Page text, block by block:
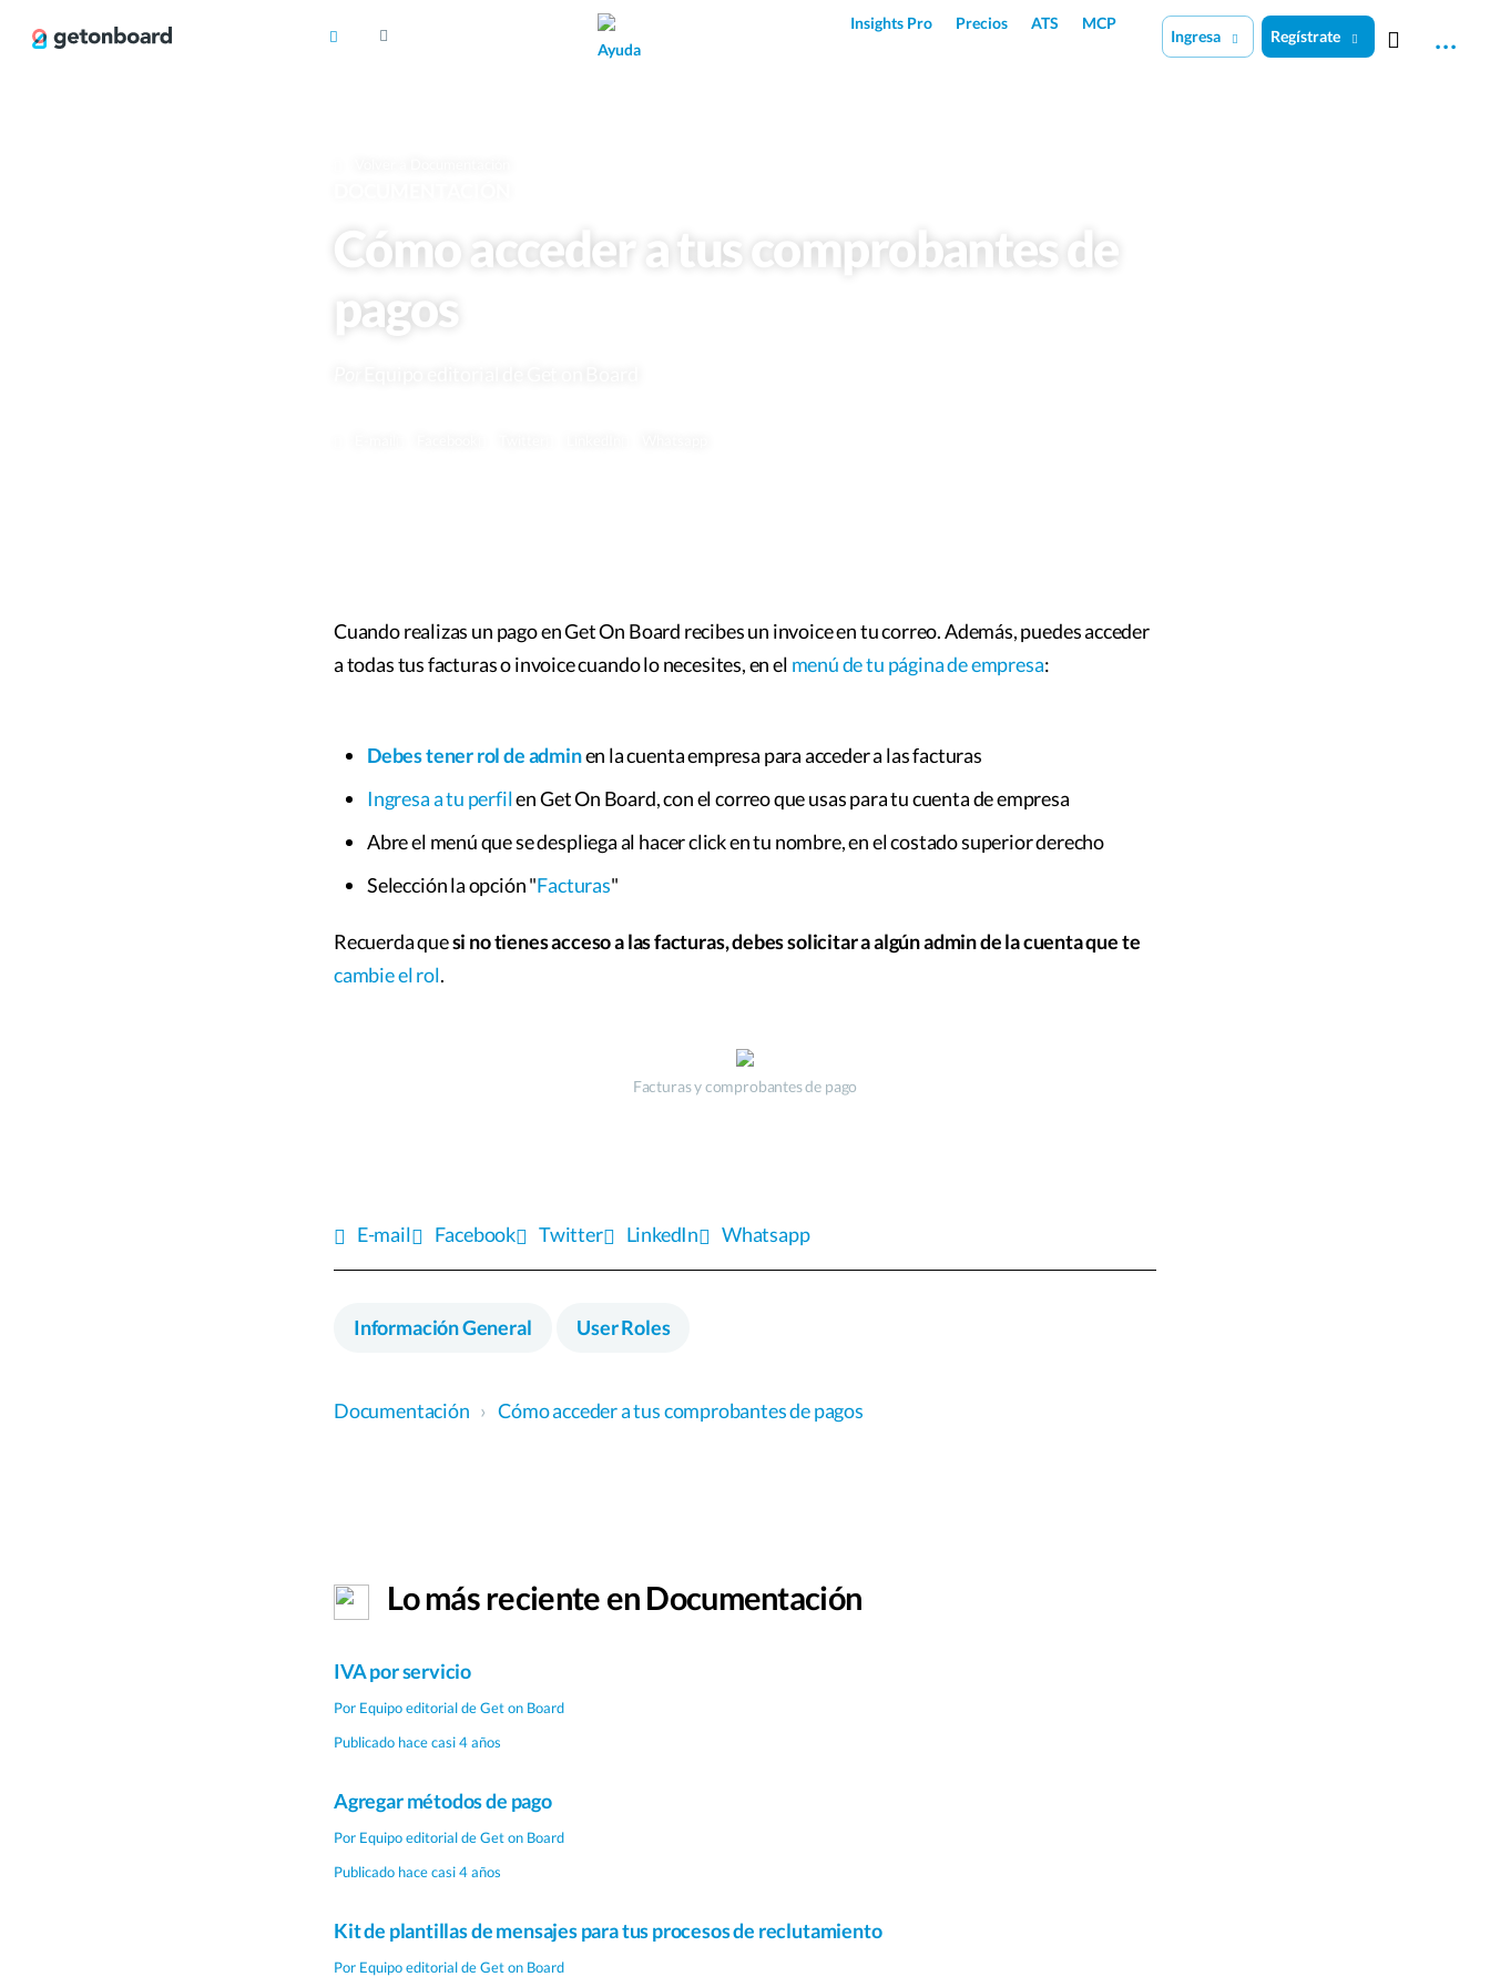
Insights Pro Precios ATS
MCP
Ayuda
Ingresa Regístrate
Cómo acceder a tus comprobantes de
pagos
Cuando realizas un pago en Get On Board recibes un invoice en tu correo. Además, puedes acceder
a todas tus facturas o invoice cuando lo necesites, en el menú de tu página de empresa:
Debes tener rol de adminen la cuenta empresa para acceder a las facturas
Ingresa a tu perfilen Get On Board, con el correo que usas para tu cuenta de empresa
Abre el menú que se despliega al hacer click en tu nombre, en el costado superior derecho
Selección la opción "Facturas"
Recuerda quesi no tienes acceso a las facturas, debes solicitar a algún admin de la cuenta que te
cambie el rol.
Facturas y comprobantes de pago
E-mail Facebook Twitter LinkedIn Whatsapp
Información General User Roles
Documentación › Cómo acceder a tus comprobantes de pagos
Lo más reciente en Documentación
IVA por servicio
Por Equipo editorial de Get on Board
Publicado hace casi 4 años
Agregar métodos de pago
Por Equipo editorial de Get on Board
Publicado hace casi 4 años
Kit de plantillas de mensajes para tus procesos de reclutamiento
Por Equipo editorial de Get on Board